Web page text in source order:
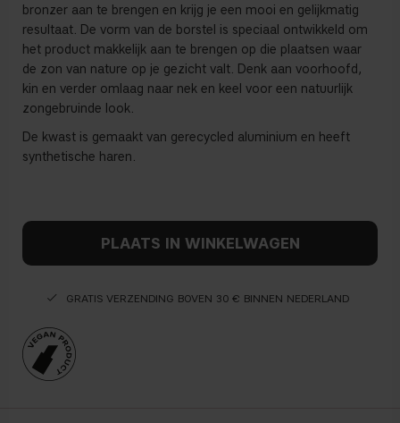
bronzer aan te brengen en krijg je een mooi en gelijkmatig
resultaat. De vorm van de borstel is speciaal ontwikkeld om
het product makkelijk aan te brengen op die plaatsen waar
de zon van nature op je gezicht valt. Denk aan voorhoofd,
kin en verder omlaag naar nek en keel voor een natuurlijk
zongebruinde look.
De kwast is gemaakt van gerecycled aluminium en heeft
synthetische haren.
PLAATS IN WINKELWAGEN
GRATIS VERZENDING BOVEN 30 € BINNEN NEDERLAND